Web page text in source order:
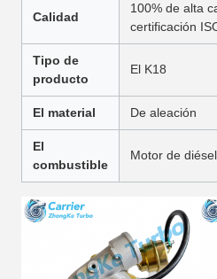
Calidad
100% de alta
certificación
Tipo de
producto
El K18
El material De aleación
El
combustible
Motor de diésel